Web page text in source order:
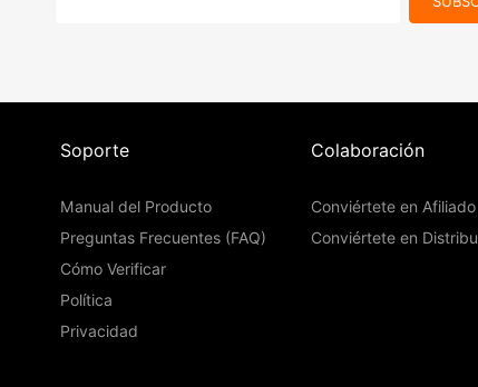
Soporte
Manual del Producto
Preguntas Frecuentes (FAQ)
Cómo Verificar
Política
Privacidad
Colaboración
Conviértete en Afiliado
Conviértete en